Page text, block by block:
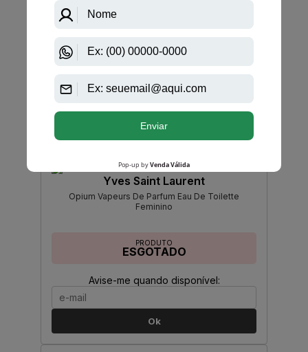
ESGOTADO
Ok
Yves Saint Laurent
Opium Vapeurs De Parfum Eau De Toilette
Feminino
PRODUTO
ESGOTADO
Avise-me quando disponível:
Ok